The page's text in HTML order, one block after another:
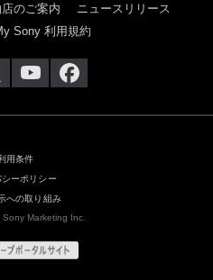
のご案内
ニュースリリース
Sony 利用規約
用条件
ーポリシー
への取り組み
Marketing Inc.